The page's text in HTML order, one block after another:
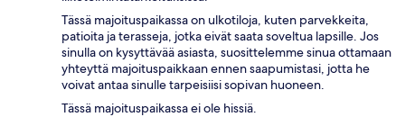
Tässä majoituspaikassa on ulkotiloja, kuten parvekkeita,
patioita ja terasseja, jotka eivät saata soveltua lapsille. Jos
sinulla on kysyttävää asiasta, suosittelemme sinua ottamaan
yhteyttä majoituspaikkaan ennen saapumistasi, jotta he
voivat antaa sinulle tarpeisiisi sopivan huoneen.
Tässä majoituspaikassa ei ole hissiä.